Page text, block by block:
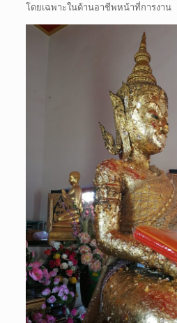
โดยเฉพาะในด้านอาชีพหน้าที่การงาน